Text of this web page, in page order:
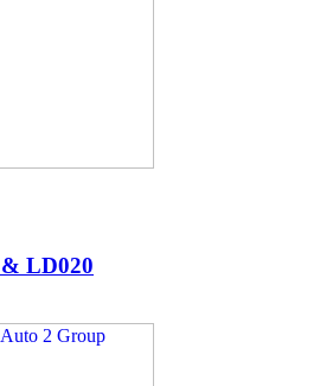
LD020